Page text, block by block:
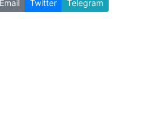
Email Twitter Telegram